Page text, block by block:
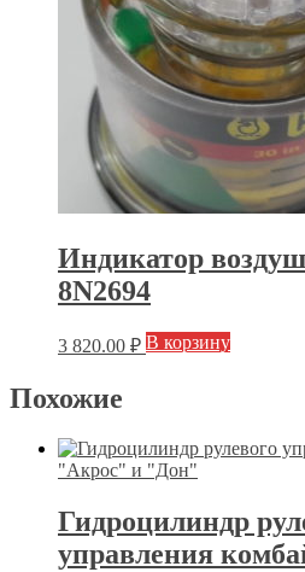
Индикатор
8N2694
3 820.00 ₽ В корзину
Похожие
Гидроцилиндр
управления